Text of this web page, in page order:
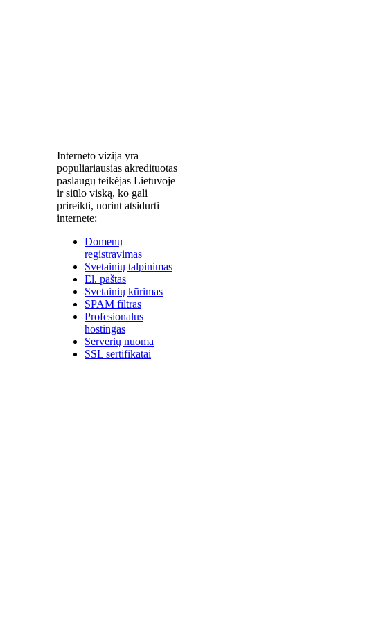
Interneto vizija yra
populiariausias akredituotas
paslaugų teikėjas Lietuvoje
ir siūlo viską, ko gali
prireikti, norint atsidurti
internete:
Domenų
registravimas
Svetainių talpinimas
El. paštas
Svetainių kūrimas
SPAM filtras
Profesionalus
hostingas
Serverių nuoma
SSL sertifikatai